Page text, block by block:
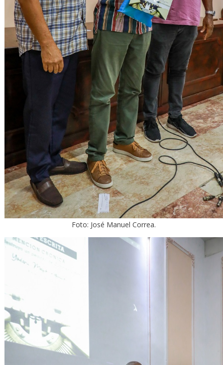
Foto: José Manuel Correa.